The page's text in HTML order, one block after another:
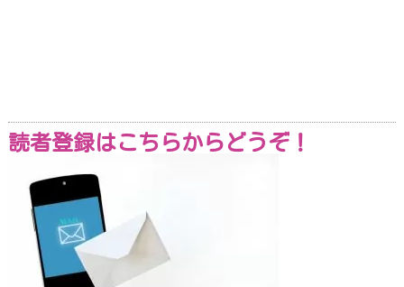
読者登録はこちらからどうぞ！